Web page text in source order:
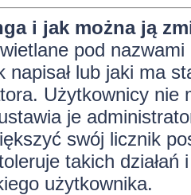
i jak można ją
pod
napisał lub jaki ma
Użytkownicy nie
je
swój licznik
takich
użytkownika.